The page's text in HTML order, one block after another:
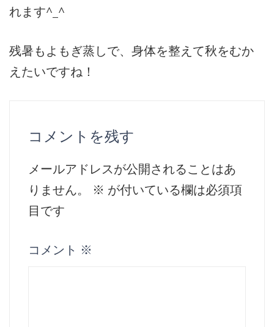
れます^_^
残暑もよもぎ蒸しで、身体を整えて秋をむか
えたいですね！
コメントを残す
メールアドレスが公開されることはあ
りません。
※ が付いている欄は必須項
目です
コメント ※